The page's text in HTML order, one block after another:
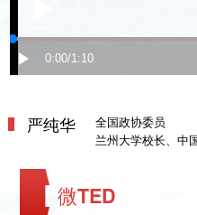
严纯华
全国政协委员
兰州大学校长、中
微TED